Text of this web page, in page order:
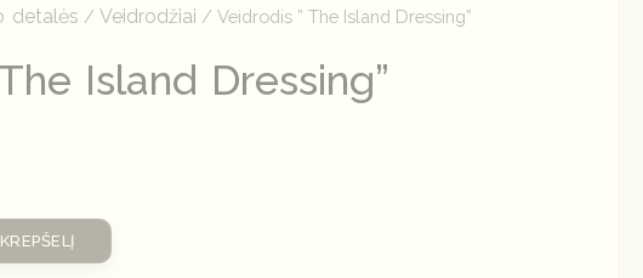
detalės /Veidrodžiai / Veidrodis ” The Island Dressing”
Island Dressing”